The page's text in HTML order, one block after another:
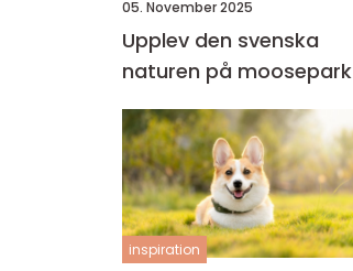
05. November 2025
Upplev den svenska
naturen på moosepark
inspiration